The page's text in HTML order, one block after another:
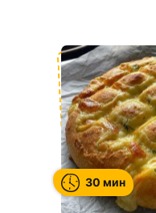
30 мин